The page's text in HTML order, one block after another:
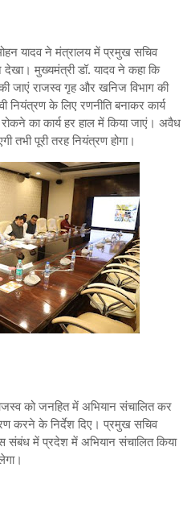
यादव ने मंत्रालय में प्रमुख सचिव
देखा। मुख्यमंत्री डॉ. यादव ने कहा कि
की जाएं राजस्व गृह और खनिज विभाग की
के लिए रणनीति बनाकर कार्य
का कार्य हर हाल में किया जाएं। अवैध
तभी पूरी तरह नियंत्रण होगा।
को जनहित में अभियान संचालित कर
करने के निर्देश दिए। प्रमुख सचिव
संबंध में प्रदेश में अभियान संचालित किया